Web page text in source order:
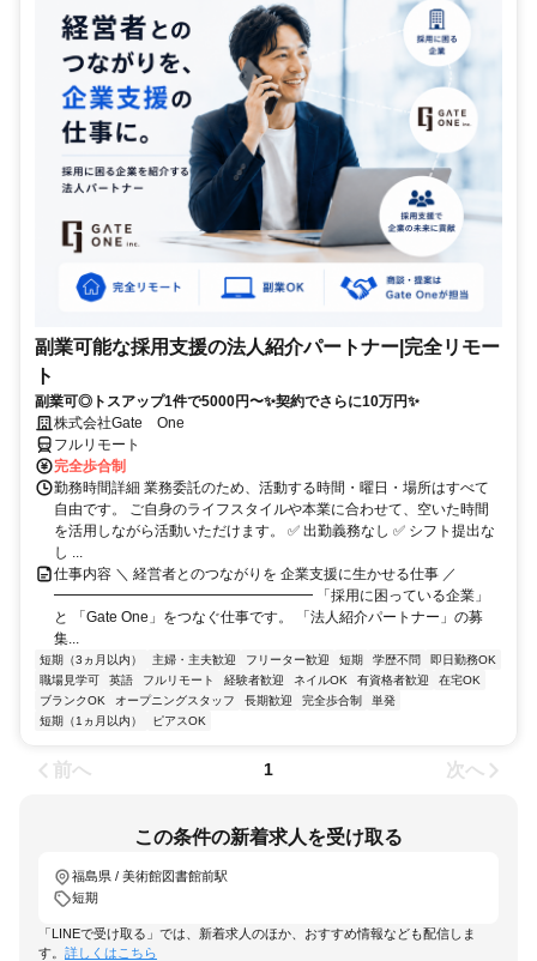
副業可能な採用支援の法人紹介パートナー|完全リモー
ト
副業可◎トスアップ1件で5000円〜✨契約でさらに10万円✨
株式会社Gate One
フルリモート
完全歩合制
勤務時間詳細 業務委託のため、活動する時間・曜日・場所はすべて
自由です。 ご自身のライフスタイルや本業に合わせて、空いた時間
を活用しながら活動いただけます。 ✅ 出勤義務なし ✅ シフト提出な
し ...
仕事内容 ＼ 経営者とのつながりを 企業支援に生かせる仕事 ／
━━━━━━━━━━━━━━━━━━ 「採用に困っている企業」
と 「Gate One」をつなぐ仕事です。 「法人紹介パートナー」の募
集...
短期（3ヵ月以内） 主婦・主夫歓迎 フリーター歓迎 短期 学歴不問
即日勤務OK
職場見学可
英語 フルリモート 経験者歓迎 ネイルOK 有資格者歓迎
在宅OK
ブランクOK
オープニングスタッフ 長期歓迎 完全歩合制
単発
短期（1ヵ月以内）
ピアスOK
前へ 1 次へ
この条件の新着求人を受け取る
福島県 / 美術館図書館前駅
短期
「LINEで受け取る」では、新着求人のほか、おすすめ情報なども配信しま
す。 詳しくはこちら